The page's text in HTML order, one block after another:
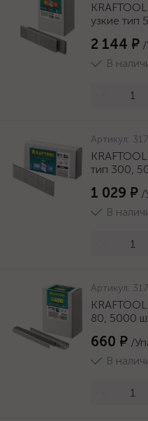
узкие тип
2 144 ₽
В
Артикул:
тип 300,
1 029 ₽ /
В
Артикул:
80, 5000
660 ₽ /
В